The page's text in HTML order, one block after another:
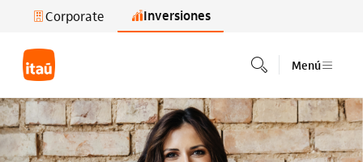
Saltar al contenido principal
Corporate Inversiones
Menú